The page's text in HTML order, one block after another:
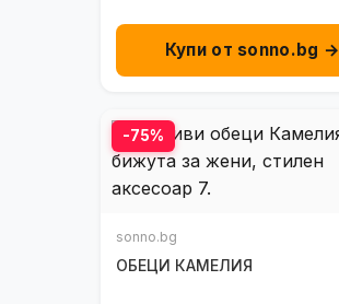
Купи от sonno.bg →
-75%
sonno.bg
ОБЕЦИ КАМЕЛИЯ